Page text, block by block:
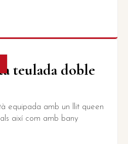
teulada doble
equipada amb un llit queen
així com amb bany